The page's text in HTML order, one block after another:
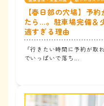
【春日部の穴場】予
たら…。駐車場完備＆
適すぎる理由
「行きたい時間に予約が取
でいっぱいで落ち...